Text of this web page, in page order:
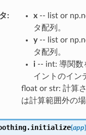
: x-- list or
タ配列。
y-- list or
タ配列。
i-- int: 導関数
イントのイン
float or str: 計算
は計算範囲外の
initialize(app)